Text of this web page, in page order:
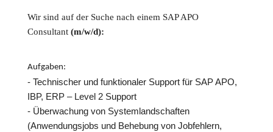
Anstellungsart
Ort
Wir sind auf der Suche nach einem SAP APO
Consultant (m/w/d):
Aufgaben:
- Technischer und funktionaler Support für SAP APO,
IBP, ERP – Level 2 Support
- Überwachung von Systemlandschaften
(Anwendungsjobs und Behebung von Jobfehlern,